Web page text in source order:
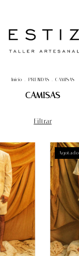
Inicio . PRENDAS . CAMISAS
CAMISAS
Filtrar
Agotado